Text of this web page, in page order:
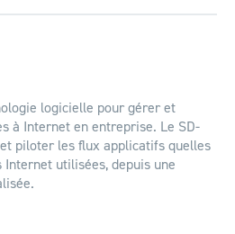
logicielle pour gérer et
à Internet en entreprise. Le SD-
piloter les flux applicatifs quelles
utilisées, depuis une